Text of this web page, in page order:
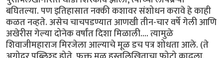
बघितल्या. पण इतिहासात नक्की कशावर संशोधन करावे हे काही
कळत नव्हते. असेच चाचपडण्यात आणखी तीन-चार वर्षे गेली आणि
अखेरीस गेल्या दोनेक वर्षांत दिशा मिळाली.... त्यामुळे
शिवाजीमहाराज मिरजेला आल्याचे मूळ डच पत्र शोधता आले. (ते